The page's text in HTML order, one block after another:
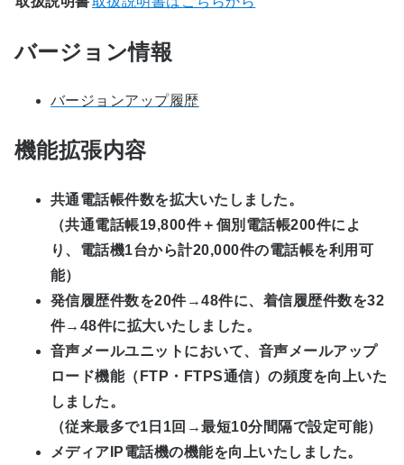
バージョン情報
バージョンアップ履歴
機能拡張内容
共通電話帳件数を拡大いたしました。
（共通電話帳19,800件＋個別電話帳200件によ
り、電話機1台から計20,000件の電話帳を利用可
能）
発信履歴件数を20件→48件に、着信履歴件数を32
件→48件に拡大いたしました。
音声メールユニットにおいて、音声メールアップ
ロード機能（FTP・FTPS通信）の頻度を向上いた
しました。
（従来最多で1日1回→最短10分間隔で設定可能）
メディアIP電話機の機能を向上いたしました。